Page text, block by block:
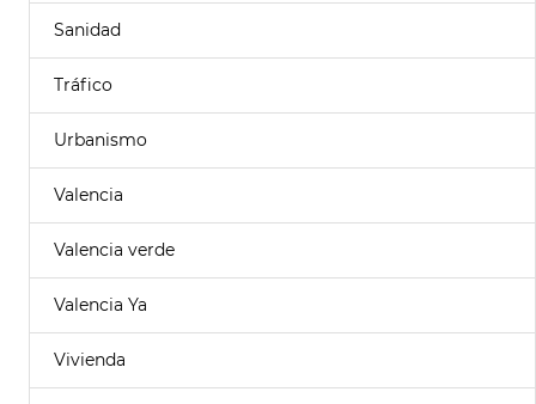
Sanidad
Tráfico
Urbanismo
Valencia
Valencia verde
Valencia Ya
Vivienda